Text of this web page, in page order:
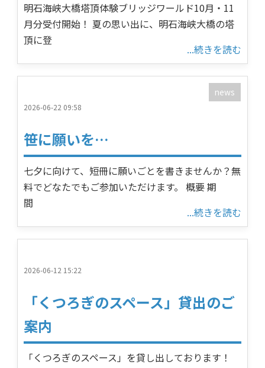
明石海峡大橋塔頂体験ブリッジワールド10月・11
月分受付開始！ 夏の思い出に、明石海峡大橋の塔
頂に登
...続きを読む
2026-06-22 09:58
笹に願いを…
news
七夕に向けて、短冊に願いごとを書きませんか？無
料でどなたでもご参加いただけます。 概要 期
間
...続きを読む
2026-06-12 15:22
「くつろぎのスペース」貸出のご
案内
「くつろぎのスペース」を貸し出しております！